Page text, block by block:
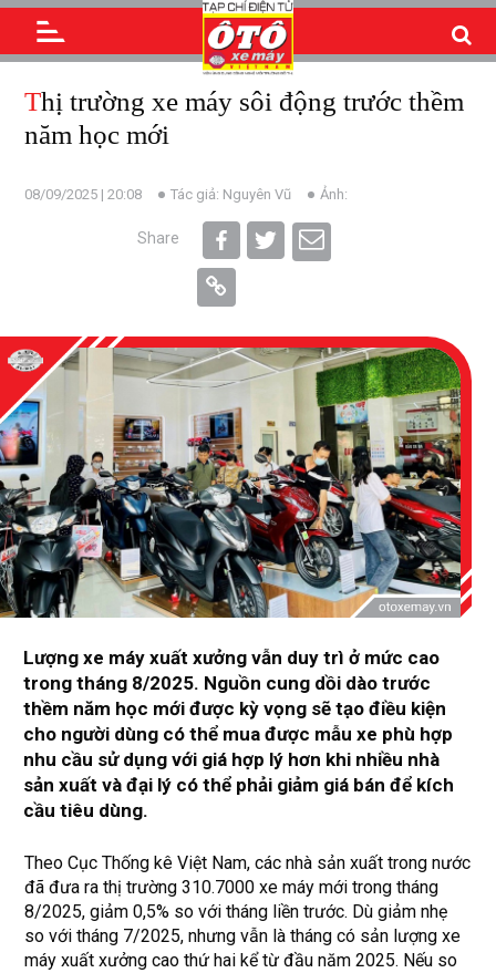
Thị trường xe máy sôi động trước thềm
năm học mới
08/09/2025 | 20:08 Tác giả: Nguyên Vũ Ảnh:
Share
Lượng xe máy xuất xưởng vẫn duy trì ở mức cao
trong tháng 8/2025. Nguồn cung dồi dào trước
thềm năm học mới được kỳ vọng sẽ tạo điều kiện
cho người dùng có thể mua được mẫu xe phù hợp
nhu cầu sử dụng với giá hợp lý hơn khi nhiều nhà
sản xuất và đại lý có thể phải giảm giá bán để kích
cầu tiêu dùng.
Theo Cục Thống kê Việt Nam, các nhà sản xuất trong nước
đã đưa ra thị trường 310.7000 xe máy mới trong tháng
8/2025, giảm 0,5% so với tháng liền trước. Dù giảm nhẹ
so với tháng 7/2025, nhưng vẫn là tháng có sản lượng xe
máy xuất xưởng cao thứ hai kể từ đầu năm 2025. Nếu so